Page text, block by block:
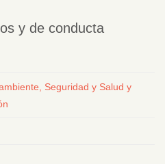
y de conducta
Seguridad y Salud y